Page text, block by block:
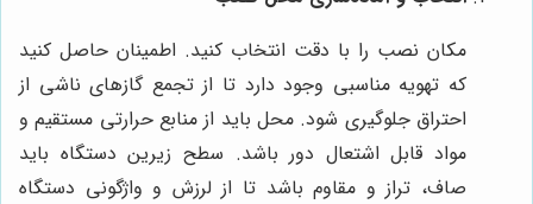
مکان نصب را با دقت انتخاب کنید. اطمینان حاصل کنید
که تهویه مناسبی وجود دارد تا از تجمع گازهای ناشی از
احتراق جلوگیری شود. محل باید از منابع حرارتی مستقیم و
مواد قابل اشتعال دور باشد. سطح زیرین دستگاه باید
صاف، تراز و مقاوم باشد تا از لرزش و واژگونی دستگاه